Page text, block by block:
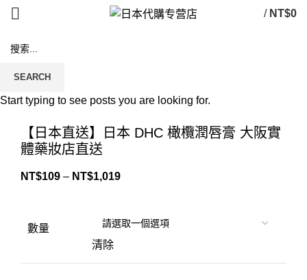
/ NT$0
【日本直送】日本 DHC 橄欖潤唇膏 大阪實
體藥妝店直送
NT$109 – NT$1,019
數量
清除
SEARCH
Start typing to see posts you are looking for.